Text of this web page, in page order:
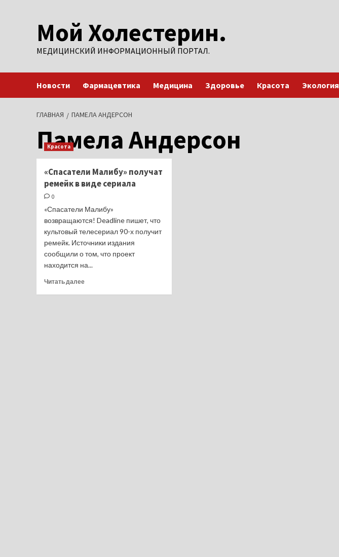
содержимомуМой Холестерин.
МЕДИЦИНСКИЙ ИНФОРМАЦИОННЫЙ ПОРТАЛ.
Новости Фармацевтика Медицина Здоровье Красота Экология
ГЛАВНАЯ ПАМЕЛА АНДЕРСОН
Памела Андерсон
Красота
«Спасатели Малибу» получат
ремейк в виде сериала
0
«Спасатели Малибу»
возвращаются! Deadline пишет, что
культовый телесериал 90-х получит
ремейк. Источники издания
сообщили о том, что проект
находится на...
Читать далееПрочитать